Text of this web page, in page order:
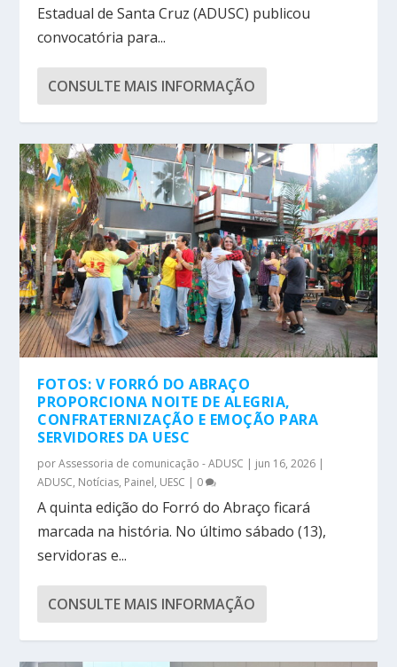
Estadual de Santa Cruz (ADUSC) publicou
convocatória para...
CONSULTE MAIS INFORMAÇÃO
FOTOS: V FORRÓ DO ABRAÇO
PROPORCIONA NOITE DE ALEGRIA,
CONFRATERNIZAÇÃO E EMOÇÃO PARA
SERVIDORES DA UESC
porAssessoria de comunicação - ADUSC jun 16, 2026
ADUSC, Notícias, Painel, UESC 0
A quinta edição do Forró do Abraço ficará
marcada na história. No último sábado (13),
servidoras e...
CONSULTE MAIS INFORMAÇÃO